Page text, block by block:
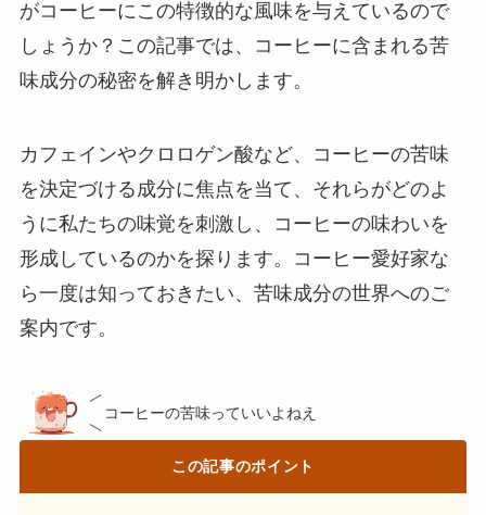
がコーヒーにこの特徴的な風味を与えているので
しょうか？この記事では、コーヒーに含まれる苦
味成分の秘密を解き明かします。
カフェインやクロロゲン酸など、コーヒーの苦味
を決定づける成分に焦点を当て、それらがどのよ
うに私たちの味覚を刺激し、コーヒーの味わいを
形成しているのかを探ります。コーヒー愛好家な
ら一度は知っておきたい、苦味成分の世界へのご
案内です。
コーヒーの苦味っていいよねえ
この記事のポイント